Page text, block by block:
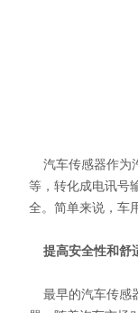
汽车传感器作为
等，转化成电讯号
全。简单来说，车
提高安全性和舒
最早的汽车传感